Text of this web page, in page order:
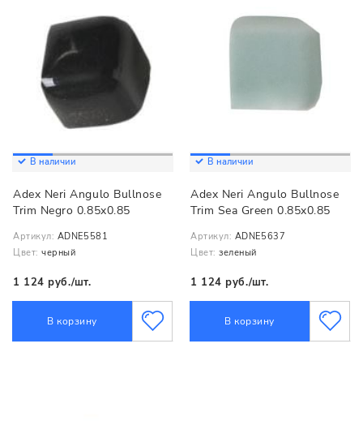
В наличии
Adex Neri Angulo Bullnose
Trim Negro 0.85x0.85
Артикул: ADNE5581
Цвет: черный
1 124 руб./шт.
В корзину
В наличии
Adex Neri Angulo Bullnose
Trim Sea Green 0.85x0.85
Артикул: ADNE5637
Цвет: зеленый
1 124 руб./шт.
В корзину